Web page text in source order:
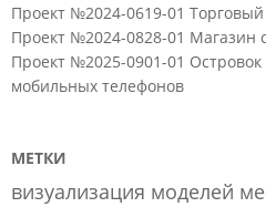
Проект №2024-0619-01 Торговый
Проект №2024-0828-01 Магазин
Проект №2025-0901-01 Островок
мобильных телефонов
МЕТКИ
визуализация моделей